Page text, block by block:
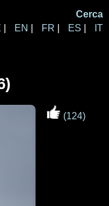
Cerca
EN FR ES IT
(124)